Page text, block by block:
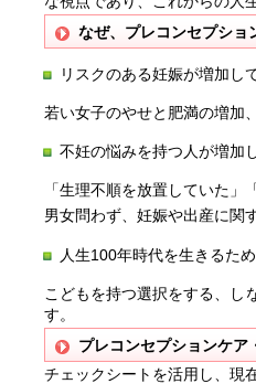
なぜ、プレコンセプショ
リスクのある妊娠が増加し
若い女子のやせと肥満の増加
不妊の悩みを持つ人が増加
「生理不順を放置していた
男女問わず、妊娠や出産に関
人生100年時代を生きるた
こどもを持つ選択をする、し
す。
プレコンセプションケア
チェックシートを活用し、現